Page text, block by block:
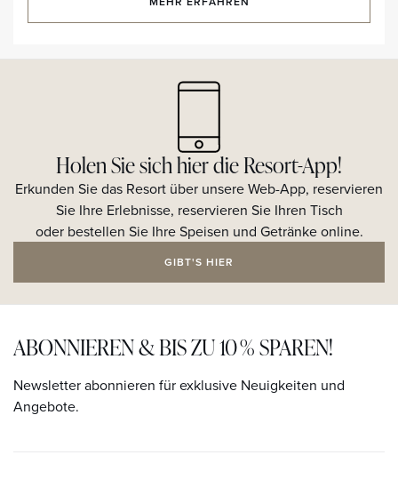
Holen Sie sich hier die Resort-App!
Erkunden Sie das Resort über unsere Web-App, reservieren
Sie Ihre Erlebnisse, reservieren Sie Ihren Tisch
oder bestellen Sie Ihre Speisen und Getränke online.
GIBT'S HIER
ABONNIEREN & BIS ZU 10 % SPAREN!
Newsletter abonnieren für exklusive Neuigkeiten und
Angebote.